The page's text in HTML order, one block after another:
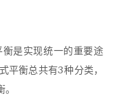
是实现统一的重要途
平衡总共有3种分类，